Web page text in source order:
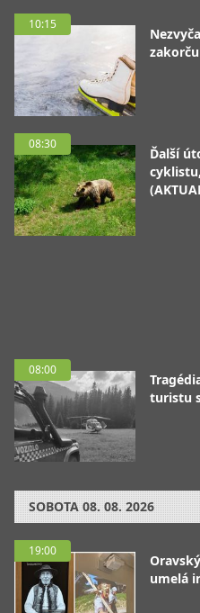
10:15
08:30
Ďalší
08:00
turistu
SOBOTA 08. 08. 2026
19:00
umelá